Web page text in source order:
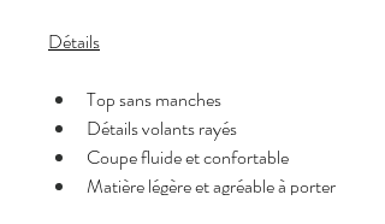
Détails
Top sans manches
Détails volants rayés
Coupe fluide et confortable
Matière légère et agréable à porter